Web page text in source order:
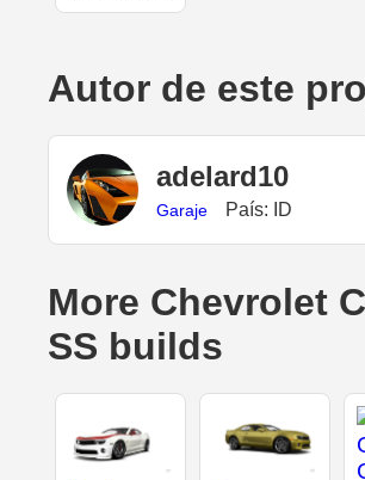
Autor de este
adelard10
Garaje País: ID
More Chevrolet
SS builds